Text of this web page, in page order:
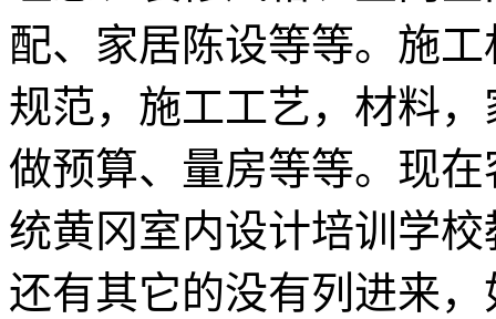
配、家居陈设等等。施
规范，施工工艺，材料
做预算、量房等等。现
统黄冈室内设计培训学
还有其它的没有列进来